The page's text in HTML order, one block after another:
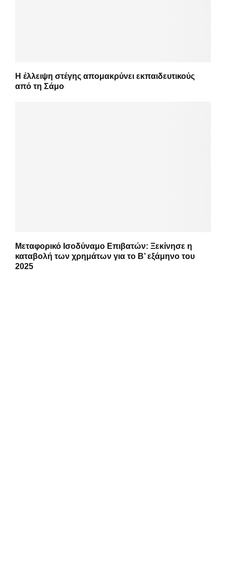
Η έλλειψη στέγης απομακρύνει εκπαιδευτικούς
από τη Σάμο
Μεταφορικό Ισοδύναμο Επιβατών: Ξεκίνησε η
καταβολή των χρημάτων για το Β’ εξάμηνο του
2025